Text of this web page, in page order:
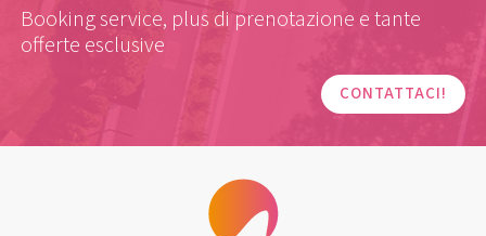
Booking service, plus di prenotazione e tante
offerte esclusive
CONTATTACI!